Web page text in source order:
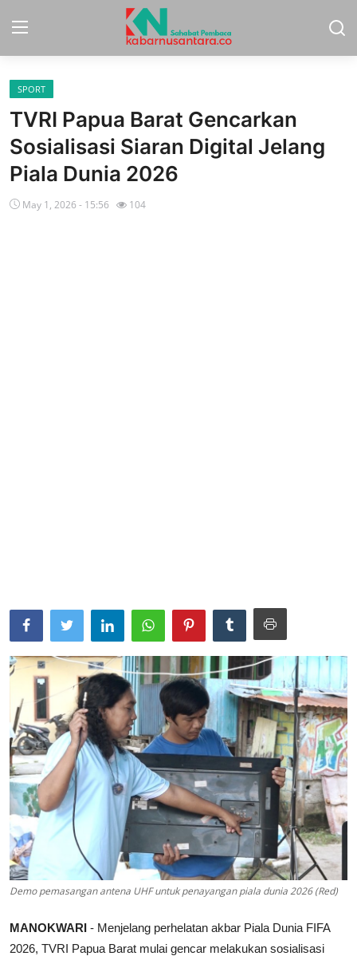
Home
Sport
Nasional
More
SPORT
TVRI Papua Barat Gencarkan
Sosialisasi Siaran Digital Jelang
Piala Dunia 2026
May 1, 2026 - 15:56 104
Demo pemasangan antena UHF untuk penayangan piala dunia 2026 (Red)
MANOKWARI - Menjelang perhelatan akbar Piala Dunia FIFA
2026, TVRI Papua Barat mulai gencar melakukan sosialisasi